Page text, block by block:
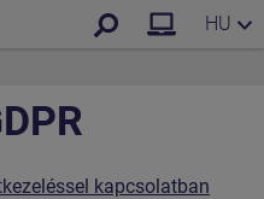
HU
kapcsolatban